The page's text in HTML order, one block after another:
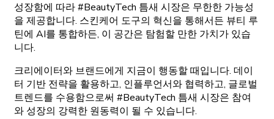
성장함에 따라 #BeautyTech 틈새 시장은 무한한 가능성
을 제공합니다. 스킨케어 도구의 혁신을 통해서든 뷰티 루
틴에 AI를 통합하든, 이 공간은 탐험할 만한 가치가 있습
니다.
크리에이터와 브랜드에게 지금이 행동할 때입니다. 데이
터 기반 전략을 활용하고, 인플루언서와 협력하고, 글로벌
트렌드를 수용함으로써 #BeautyTech 틈새 시장은 참여
와 성장의 강력한 원동력이 될 수 있습니다.